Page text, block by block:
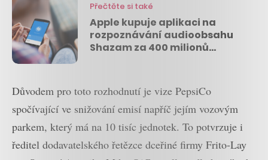
Přečtěte si také
Apple kupuje aplikaci na
rozpoznávání audioobsahu
Shazam za 400 milionů
Důvodem pro toto rozhodnutí je vize PepsiCo
spočívající ve snižování emisí napříč jejím vozovým
parkem, který má na 10 tisíc jednotek. To potvrzuje i
ředitel dodavatelského řetězce dceřiné firmy Frito-Lay